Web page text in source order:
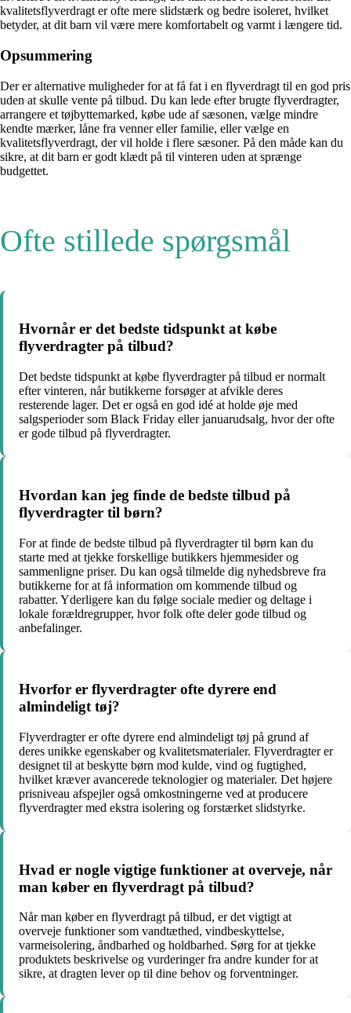
kvalitetsflyverdragt er ofte mere slidstærk og bedre isoleret, hvilket
betyder, at dit barn vil være mere komfortabelt og varmt i længere tid.
Opsummering
Der er alternative muligheder for at få fat i en flyverdragt til en god pris
uden at skulle vente på tilbud. Du kan lede efter brugte flyverdragter,
arrangere et tøjbyttemarked, købe ude af sæsonen, vælge mindre
kendte mærker, låne fra venner eller familie, eller vælge en
kvalitetsflyverdragt, der vil holde i flere sæsoner. På den måde kan du
sikre, at dit barn er godt klædt på til vinteren uden at sprænge
budgettet.
Ofte stillede spørgsmål
Hvornår er det bedste tidspunkt at købe
flyverdragter på tilbud?
Det bedste tidspunkt at købe flyverdragter på tilbud er normalt
efter vinteren, når butikkerne forsøger at afvikle deres
resterende lager. Det er også en god idé at holde øje med
salgsperioder som Black Friday eller januarudsalg, hvor der ofte
er gode tilbud på flyverdragter.
Hvordan kan jeg finde de bedste tilbud på
flyverdragter til børn?
For at finde de bedste tilbud på flyverdragter til børn kan du
starte med at tjekke forskellige butikkers hjemmesider og
sammenligne priser. Du kan også tilmelde dig nyhedsbreve fra
butikkerne for at få information om kommende tilbud og
rabatter. Yderligere kan du følge sociale medier og deltage i
lokale forældregrupper, hvor folk ofte deler gode tilbud og
anbefalinger.
Hvorfor er flyverdragter ofte dyrere end
almindeligt tøj?
Flyverdragter er ofte dyrere end almindeligt tøj på grund af
deres unikke egenskaber og kvalitetsmaterialer. Flyverdragter er
designet til at beskytte børn mod kulde, vind og fugtighed,
hvilket kræver avancerede teknologier og materialer. Det højere
prisniveau afspejler også omkostningerne ved at producere
flyverdragter med ekstra isolering og forstærket slidstyrke.
Hvad er nogle vigtige funktioner at overveje, når
man køber en flyverdragt på tilbud?
Når man køber en flyverdragt på tilbud, er det vigtigt at
overveje funktioner som vandtæthed, vindbeskyttelse,
varmeisolering, åndbarhed og holdbarhed. Sørg for at tjekke
produktets beskrivelse og vurderinger fra andre kunder for at
sikre, at dragten lever op til dine behov og forventninger.